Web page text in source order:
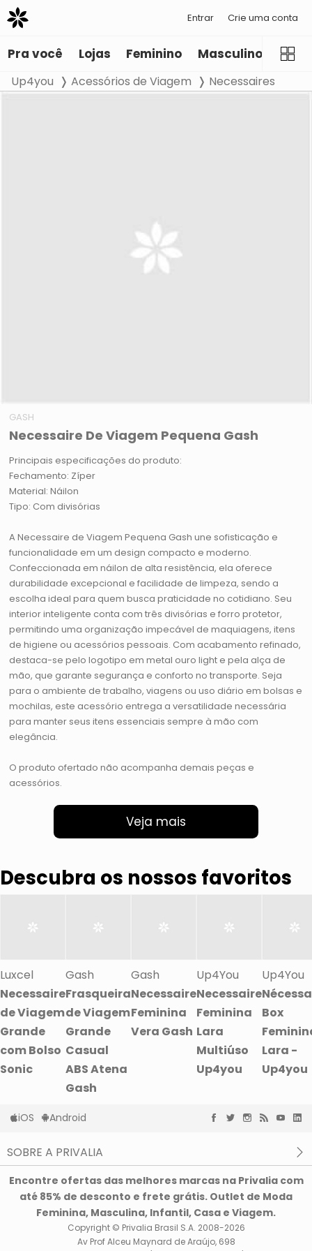
Entrar Crie uma conta
Pra você Lojas Feminino Masculino
Up4you Acessórios de Viagem Necessaires
GASH
Necessaire De Viagem Pequena Gash
Principais especificações do produto:
Fechamento: Zíper
Material: Náilon
Tipo: Com divisórias
A Necessaire de Viagem Pequena Gash une sofisticação e
funcionalidade em um design compacto e moderno.
Confeccionada em náilon de alta resistência, ela oferece
durabilidade excepcional e facilidade de limpeza, sendo a
escolha ideal para quem busca praticidade no cotidiano. Seu
interior inteligente conta com três divisórias e forro protetor,
permitindo uma organização impecável de maquiagens, itens
de higiene ou acessórios pessoais. Com acabamento refinado,
destaca-se pelo logotipo em metal ouro light e pela alça de
mão, que garante segurança e conforto no transporte. Seja
para o ambiente de trabalho, viagens ou uso diário em bolsas e
mochilas, este acessório entrega a versatilidade necessária
para manter seus itens essenciais sempre à mão com
elegância.
O produto ofertado não acompanha demais peças e
acessórios.
Veja mais
Descubra os nossos favoritos
Luxcel
Necessaire
de Viagem
Grande
com Bolso
Sonic
Gash
Frasqueira
de Viagem
Grande
Casual
ABS Atena
Gash
Gash
Necessaire
Feminina
Vera Gash
Up4You
Necessaire
Feminina
Lara
Multiúso
Up4you
Up4You
Box
Lara -
Up4you
iOS Android
SOBRE A PRIVALIA
Privacidade e Cookies
Condições de uso
Encontre ofertas das melhores marcas na Privalia com
até 85% de desconto e frete grátis. Outlet de Moda
Feminina, Masculina, Infantil, Casa e Viagem.
Copyright © Privalia Brasil S.A. 2008-2026
Av Prof Alceu Maynard de Araújo, 698